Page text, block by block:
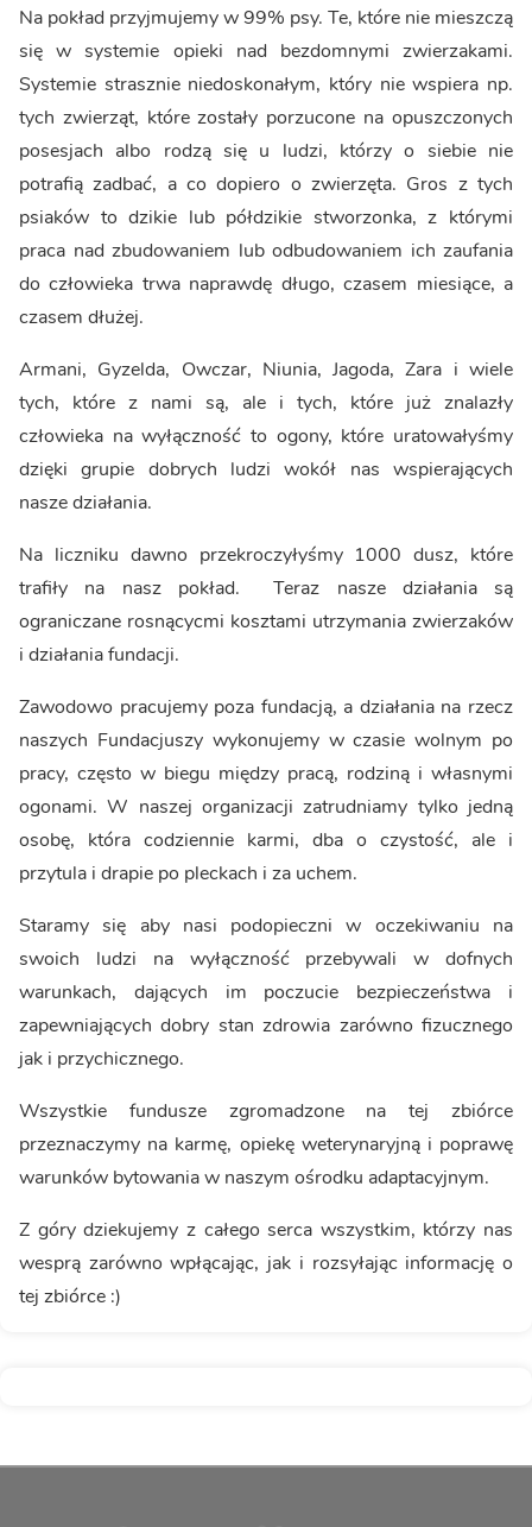
Na pokład przyjmujemy w 99% psy. Te, które nie mieszczą
się w systemie opieki nad bezdomnymi zwierzakami.
Systemie strasznie niedoskonałym, który nie wspiera np.
tych zwierząt, które zostały porzucone na opuszczonych
posesjach albo rodzą się u ludzi, którzy o siebie nie
potrafią zadbać, a co dopiero o zwierzęta. Gros z tych
psiaków to dzikie lub półdzikie stworzonka, z którymi
praca nad zbudowaniem lub odbudowaniem ich zaufania
do człowieka trwa naprawdę długo, czasem miesiące, a
czasem dłużej.
Armani, Gyzelda, Owczar, Niunia, Jagoda, Zara i wiele
tych, które z nami są, ale i tych, które już znalazły
człowieka na wyłączność to ogony, które uratowałyśmy
dzięki grupie dobrych ludzi wokół nas wspierających
nasze działania.
Na liczniku dawno przekroczyłyśmy 1000 dusz, które
trafiły na nasz pokład. Teraz nasze działania są
ograniczane rosnącycmi kosztami utrzymania zwierzaków
i działania fundacji.
Zawodowo pracujemy poza fundacją, a działania na rzecz
naszych Fundacjuszy wykonujemy w czasie wolnym po
pracy, często w biegu między pracą, rodziną i własnymi
ogonami. W naszej organizacji zatrudniamy tylko jedną
osobę, która codziennie karmi, dba o czystość, ale i
przytula i drapie po pleckach i za uchem.
Staramy się aby nasi podopieczni w oczekiwaniu na
swoich ludzi na wyłączność przebywali w dofnych
warunkach, dających im poczucie bezpieczeństwa i
zapewniających dobry stan zdrowia zarówno fizucznego
jak i przychicznego.
Wszystkie fundusze zgromadzone na tej zbiórce
przeznaczymy na karmę, opiekę weterynaryjną i poprawę
warunków bytowania w naszym ośrodku adaptacyjnym.
Z góry dziekujemy z całego serca wszystkim, którzy nas
wesprą zarówno wpłącając, jak i rozsyłając informację o
tej zbiórce :)